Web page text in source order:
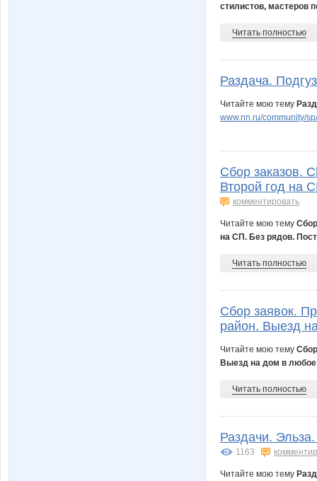
стилистов, мастеров
Читать полностью
Раздача.
Читайте мою тему
www.nn.ru/community/
Сбор заказов.
Второй год на
комментировать
Читайте мою тему
на СП. Без рядов.
Читать полностью
Сбор заявок.
район. Выезд
Читайте мою тему
Выезд на дом в
Читать полностью
Раздачи.
1163
Читайте мою тему